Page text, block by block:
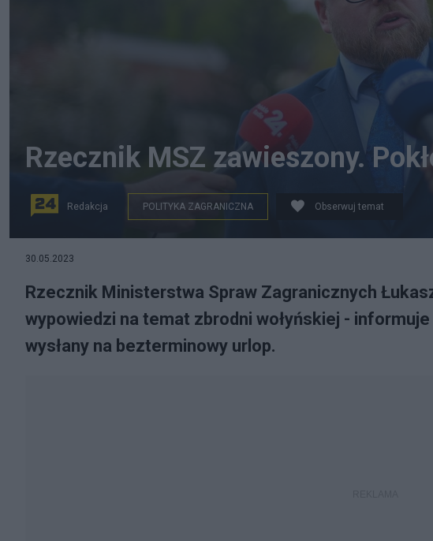
Rzecznik MSZ zawieszony.
Redakcja POLITYKA ZAGRANICZNA Obserwuj temat
30.05.2023
Rzecznik Ministerstwa Spraw Zagranicznych
wypowiedzi na temat zbrodni wołyńskiej -
wysłany na bezterminowy urlop.